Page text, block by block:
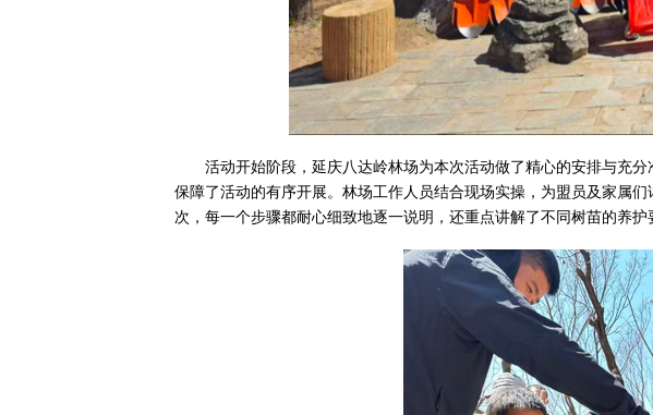
活动开始阶段，延庆八达岭林场为本次活动做了精心的安排与充
保障了活动的有序开展。林场工作人员结合现场实操，为盟员及家属
次，每一个步骤都耐心细致地逐一说明，还重点讲解了不同树苗的养